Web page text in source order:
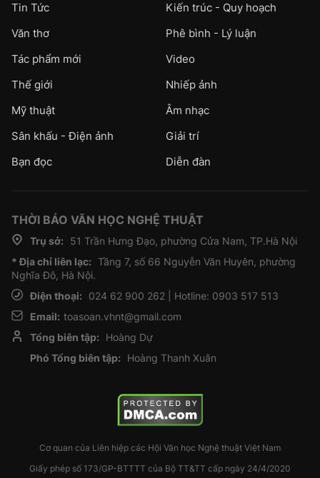
Tin Tức
Kiến trúc - Quy hoạch
Văn thơ
Phê bình - Lý luận
Tác phẩm mới
Video
Thế giới
Nhiếp ảnh
Mỹ thuật
Âm nhạc
Sân khấu - Điện ảnh
Giải trí
Bạn đọc
Diễn đàn
THỜI BÁO VĂN HỌC NGHỆ THUẬT
Trụ sở:
51 Trần Hưng Đạo, phường Cửa Nam, TP.Hà Nội
* Địa chỉ liên lạc: Tầng 7, số 66 Nguyễn Văn Huyên, phường
Nghĩa Đô, Hà Nội.
Điện thoại:
024 62 900 262 | Hotline: 0903 517 513
Email: toasoan.vhnt@gmail.com
Tổng biên tập:
Hoàng Dự
Phó Tổng biên tập:
Hoàng Thanh Xuân
Cơ quan của Liên hiệp các Hội Văn học Nghệ thuật Việt Nam
Giấy phép số 173/GP-BTTTT của Bộ TT&TT cấp ngày 24/4/2020